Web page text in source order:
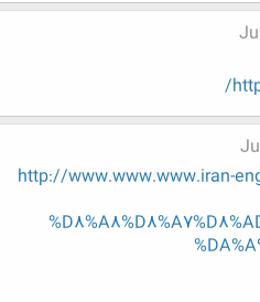
http://www.www.www.iran-